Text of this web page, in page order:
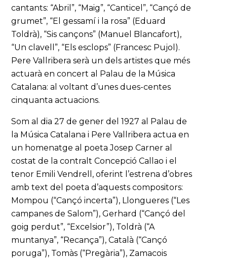
cantants: “Abril”, “Maig”, “Canticel”, “Cançó de
grumet”, “El gessamí i la rosa” (Eduard
Toldrà), “Sis cançons” (Manuel Blancafort),
“Un clavell”, “Els esclops” (Francesc Pujol).
Pere Vallribera serà un dels artistes que més
actuarà en concert al Palau de la Música
Catalana: al voltant d’unes dues-centes
cinquanta actuacions.
Som al dia 27 de gener del 1927 al Palau de
la Música Catalana i Pere Vallribera actua en
un homenatge al poeta Josep Carner al
costat de la contralt Concepció Callao i el
tenor Emili Vendrell, oferint l’estrena d’obres
amb text del poeta d’aquests compositors:
Mompou (“Cançó incerta”), Llongueres (“Les
campanes de Salom”), Gerhard (“Cançó del
goig perdut”, “Excelsior”), Toldrà (“A
muntanya”, “Recança”), Català (“Cançó
poruga”), Tomàs (“Pregària”), Zamacois